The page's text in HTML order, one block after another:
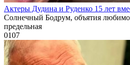
Актеры Дудина и Руденко 15 лет
Солнечный Бодрум, объятия
предельная
0107